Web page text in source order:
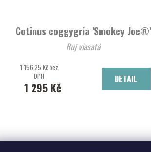
Cotinus coggygria 'Smokey Joe®'
Ruj vlasatá
1 156,25 Kč bez
DPH
1 295 Kč
DETAIL